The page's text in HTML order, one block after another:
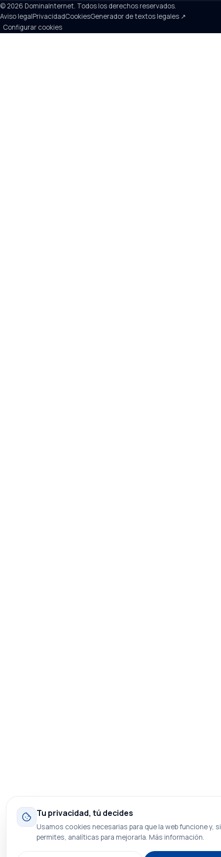
© 2026 DominaInternet. Todos los derechos reservados.
Aviso legalPrivacidadCookiesGenerador de textos legales ↗
Configurar cookies
Tu privacidad, tú decides
Usamos cookies necesarias para que la web funcione y,
permites, analíticas para mejorarla. Más información.